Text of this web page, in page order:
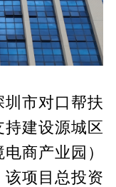
市对口帮扶
建设源城区
商产业园）
项目总投资